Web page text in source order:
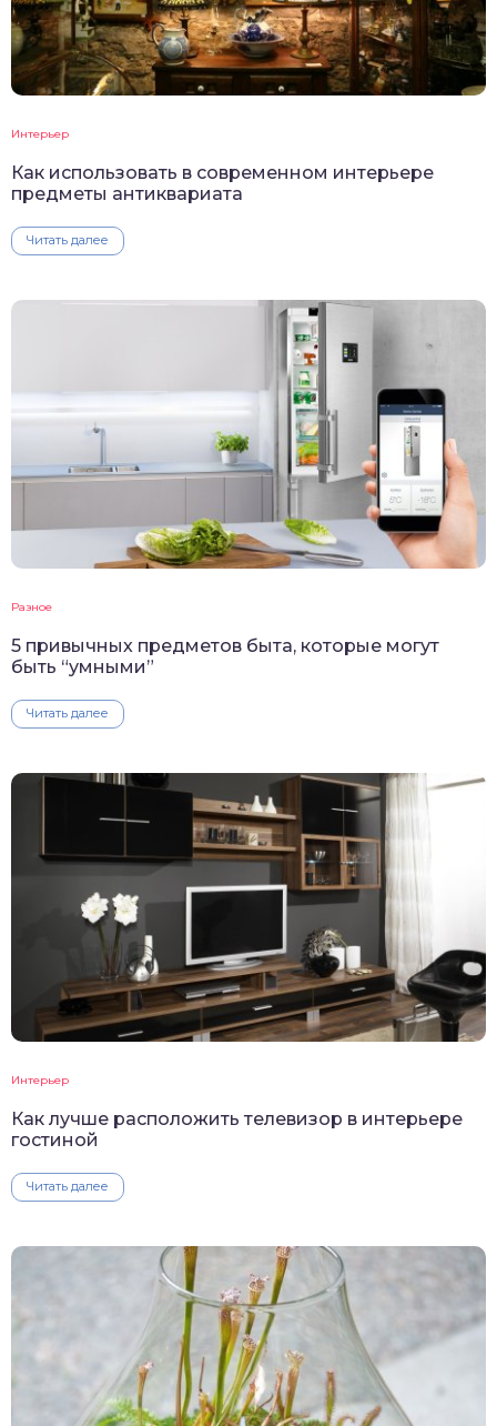
Интерьер
Как использовать в современном интерьере
предметы антиквариата
Читать далее
Разное
5 привычных предметов быта, которые могут
быть “умными”
Читать далее
Интерьер
Как лучше расположить телевизор в интерьере
гостиной
Читать далее